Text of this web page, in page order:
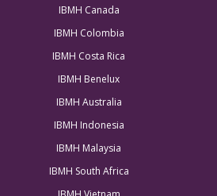
IBMH Canada
IBMH Colombia
IBMH Costa Rica
IBMH Benelux
IBMH Australia
IBMH Indonesia
IBMH Malaysia
IBMH South Africa